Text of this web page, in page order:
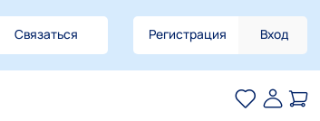
Связаться Регистрация Вход